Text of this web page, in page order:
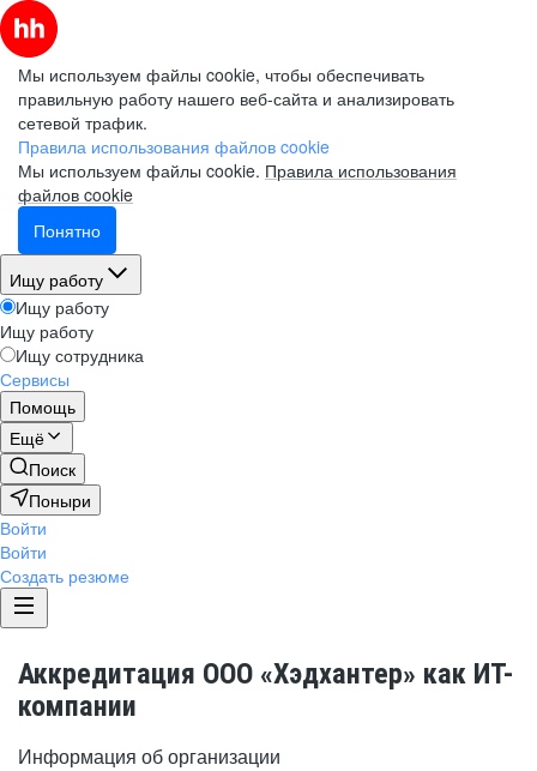
Мы используем файлы cookie, чтобы обеспечивать
правильную работу нашего веб-сайта и анализировать
сетевой трафик.
Правила использования файлов cookie
Мы используем файлы cookie. Правила использования
файлов cookie
Понятно
Ищу работу
Ищу работу
Ищу работу
Ищу сотрудника
Сервисы
Помощь
Ещё
Поиск
Поныри
Войти
Войти
Создать резюме
Аккредитация ООО «Хэдхантер» как ИТ-
компании
Информация об организации